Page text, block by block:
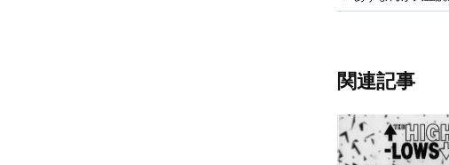
関連記事